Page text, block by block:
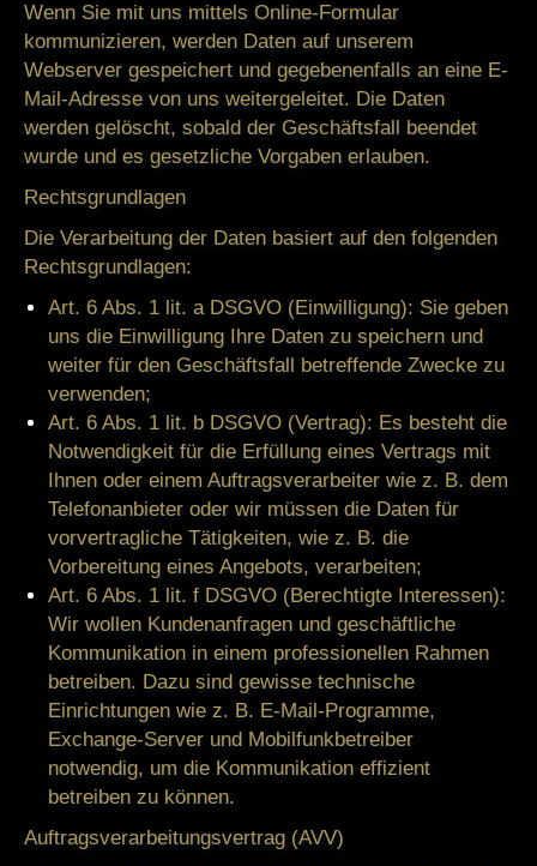
Wenn Sie mit uns mittels Online-Formular
kommunizieren, werden Daten auf unserem
Webserver gespeichert und gegebenenfalls an eine E-
Mail-Adresse von uns weitergeleitet. Die Daten
werden gelöscht, sobald der Geschäftsfall beendet
wurde und es gesetzliche Vorgaben erlauben.
Rechtsgrundlagen
Die Verarbeitung der Daten basiert auf den folgenden
Rechtsgrundlagen:
Art. 6 Abs. 1 lit. a DSGVO (Einwilligung): Sie geben
uns die Einwilligung Ihre Daten zu speichern und
weiter für den Geschäftsfall betreffende Zwecke zu
verwenden;
Art. 6 Abs. 1 lit. b DSGVO (Vertrag): Es besteht die
Notwendigkeit für die Erfüllung eines Vertrags mit
Ihnen oder einem Auftragsverarbeiter wie z. B. dem
Telefonanbieter oder wir müssen die Daten für
vorvertragliche Tätigkeiten, wie z. B. die
Vorbereitung eines Angebots, verarbeiten;
Art. 6 Abs. 1 lit. f DSGVO (Berechtigte Interessen):
Wir wollen Kundenanfragen und geschäftliche
Kommunikation in einem professionellen Rahmen
betreiben. Dazu sind gewisse technische
Einrichtungen wie z. B. E-Mail-Programme,
Exchange-Server und Mobilfunkbetreiber
notwendig, um die Kommunikation effizient
betreiben zu können.
Auftragsverarbeitungsvertrag (AVV)